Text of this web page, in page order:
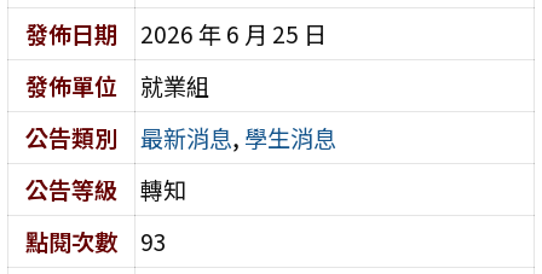
發佈日期
2026 年 6 月 25 日
發佈單位
就業組
公告類別
最新消息, 學生消息
公告等級
轉知
點閱次數
93